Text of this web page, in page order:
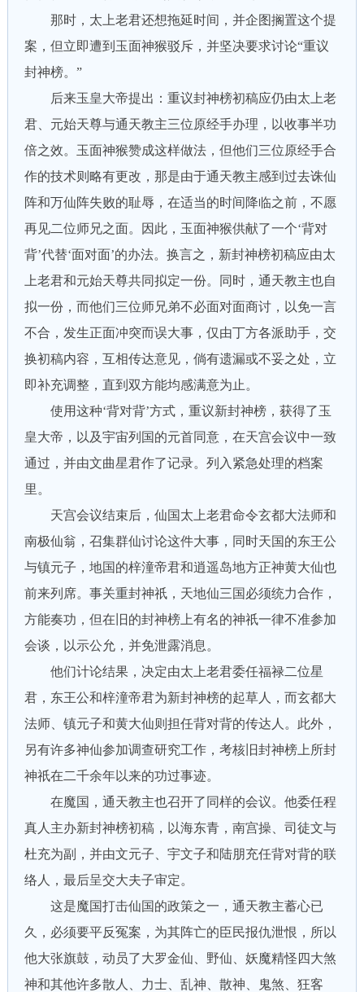
那时，太上老君还想拖延时间，并企图搁置这个提
案，但立即遭到玉面神猴驳斥，并坚决要求讨论“重议
封神榜。”
后来玉皇大帝提出：重议封神榜初稿应仍由太上老
君、元始天尊与通天教主三位原经手办理，以收事半功
倍之效。玉面神猴赞成这样做法，但他们三位原经手合
作的技术则略有更改，那是由于通天教主感到过去诛仙
阵和万仙阵失败的耻辱，在适当的时间降临之前，不愿
再见二位师兄之面。因此，玉面神猴供献了一个‘背对
背’代替‘面对面’的办法。换言之，新封神榜初稿应由太
上老君和元始天尊共同拟定一份。同时，通天教主也自
拟一份，而他们三位师兄弟不必面对面商讨，以免一言
不合，发生正面冲突而误大事，仅由丁方各派助手，交
换初稿内容，互相传达意见，倘有遗漏或不妥之处，立
即补充调整，直到双方能均感满意为止。
使用这种‘背对背’方式，重议新封神榜，获得了玉
皇大帝，以及宇宙列国的元首同意，在天宫会议中一致
通过，并由文曲星君作了记录。列入紧急处理的档案
里。
天宫会议结束后，仙国太上老君命令玄都大法师和
南极仙翁，召集群仙讨论这件大事，同时天国的东王公
与镇元子，地国的梓潼帝君和逍遥岛地方正神黄大仙也
前来列席。事关重封神祇，天地仙三国必须统力合作，
方能奏功，但在旧的封神榜上有名的神祇一律不准参加
会谈，以示公允，并免泄露消息。
他们计论结果，决定由太上老君委任福禄二位星
君，东王公和梓潼帝君为新封神榜的起草人，而玄都大
法师、镇元子和黄大仙则担任背对背的传达人。此外，
另有许多神仙参加调查研究工作，考核旧封神榜上所封
神祇在二千余年以来的功过事迹。
在魔国，通天教主也召开了同样的会议。他委任程
真人主办新封神榜初稿，以海东青，南宫操、司徒文与
杜充为副，并由文元子、宇文子和陆朋充任背对背的联
络人，最后呈交大夫子审定。
这是魔国打击仙国的政策之一，通天教主蓄心已
久，必须要平反冤案，为其阵亡的臣民报仇泄恨，所以
他大张旗鼓，动员了大罗金仙、野仙、妖魔精怪四大煞
神和其他许多散人、力士、乱神、散神、鬼煞、狂客